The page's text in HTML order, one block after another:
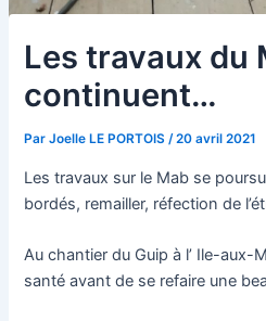
Les travaux du
continuent…
ParJoelle LE PORTOIS/20 avril 2021
Les travaux sur le Mab se
bordés, remailler, réfection de
Au chantier du Guip à l’ Ile-aux-
santé avant de se refaire une